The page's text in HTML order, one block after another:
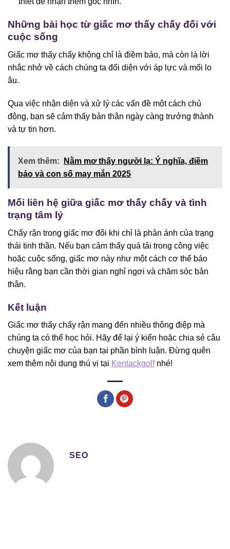
Những bài học từ giấc mơ thấy chấy đối với
cuộc sống
Giấc mơ thấy chấy không chỉ là điềm báo, mà còn là lời
nhắc nhở về cách chúng ta đối diện với áp lực và mối lo
âu.
Qua việc nhận diện và xử lý các vấn đề một cách chủ
động, bạn sẽ cảm thấy bản thân ngày càng trưởng thành
và tự tin hơn.
Xem thêm:
Nằm mơ thấy người lạ: Ý nghĩa, điềm
báo và con số may mắn 2025
Mối liên hệ giữa giấc mơ thấy chấy và tình
trạng tâm lý
Chấy rận trong giấc mơ đôi khi chỉ là phản ánh của trạng
thái tinh thần. Nếu bạn cảm thấy quá tải trong công việc
hoặc cuộc sống, giấc mơ này như một cách cơ thể báo
hiệu rằng bạn cần thời gian nghỉ ngơi và chăm sóc bản
thân.
Kết luận
Giấc mơ thấy chấy rận mang đến nhiều thông điệp mà
chúng ta có thể học hỏi. Hãy để lại ý kiến hoặc chia sẻ câu
chuyện giấc mơ của bạn tại phần bình luận. Đừng quên
xem thêm nội dung thú vị tại Kentackgolfnhé!
SEO